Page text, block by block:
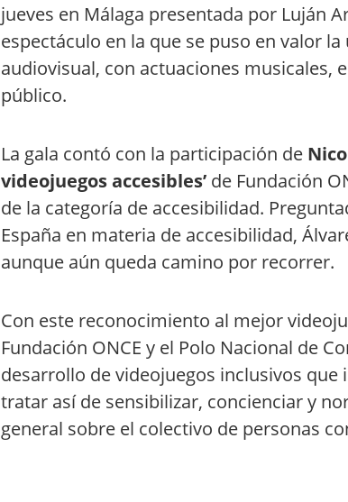
jueves en Málaga presentada por Luján
espectáculo en la que se puso en valor
audiovisual, con actuaciones musicales,
público.
La gala contó con la participación de
videojuegos accesibles’de Fundación
de la categoría de accesibilidad.
España en materia de accesibilidad,
aunque aún queda camino por recorrer.
Con este reconocimiento al mejor
Fundación ONCE y el Polo Nacional de
desarrollo de videojuegos inclusivos
tratar así de sensibilizar, concienciar y
general sobre el colectivo de personas